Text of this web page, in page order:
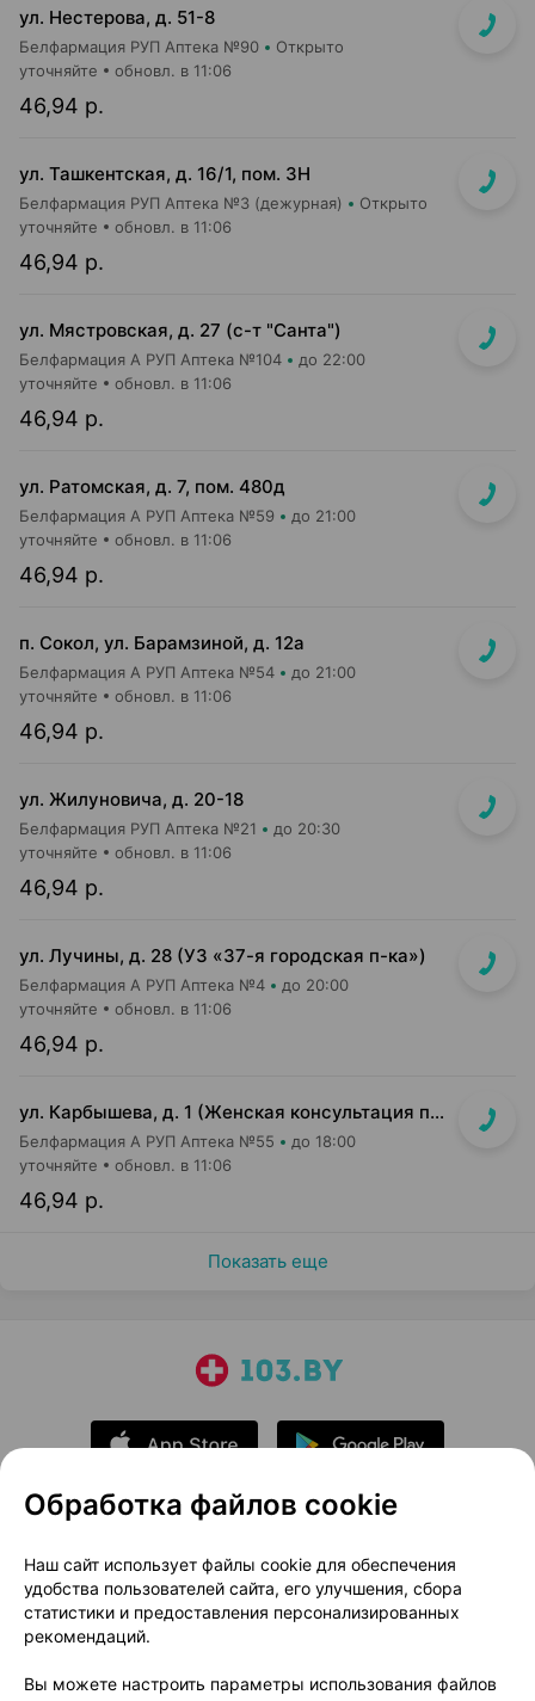
ул. Нестерова, д. 51-8
Белфармация РУП Аптека №90 Открыто
46,94 р.
уточняйте обновл. в 11:06
ул. Ташкентская, д. 16/1, пом. 3Н
Белфармация РУП Аптека №3 (дежурная) Открыто
46,94 р.
уточняйте обновл. в 11:06
ул. Мястровская, д. 27 (с-т "Санта")
Белфармация А РУП Аптека №104 до 22:00
46,94 р.
уточняйте обновл. в 11:06
ул. Ратомская, д. 7, пом. 480д
Белфармация А РУП Аптека №59 до 21:00
46,94 р.
уточняйте обновл. в 11:06
п. Сокол, ул. Барамзиной, д. 12а
Белфармация А РУП Аптека №54 до 21:00
46,94 р.
уточняйте обновл. в 11:06
ул. Жилуновича, д. 20-18
Белфармация РУП Аптека №21 до 20:30
46,94 р.
уточняйте обновл. в 11:06
ул. Лучины, д. 28 (УЗ «37-я городская п-ка»)
Белфармация А РУП Аптека №4 до 20:00
46,94 р.
уточняйте обновл. в 11:06
ул. Карбышева, д. 1 (Женская консультация п-ки №27)
Белфармация А РУП Аптека №55 до 18:00
46,94 р.
уточняйте обновл. в 11:06
Показать еще
О проекте
Новости проекта
Размещение рекламы
Медицинский маркетинг
Публичный договор
Доставка
Способы оплаты
Вакансии Партнеры
Обработка файлов cookie
Наш сайт использует файлы cookie для обеспечения
удобства пользователей сайта, его улучшения, сбора
статистики и предоставления персонализированных
рекомендаций.
Вы можете настроить параметры использования файлов